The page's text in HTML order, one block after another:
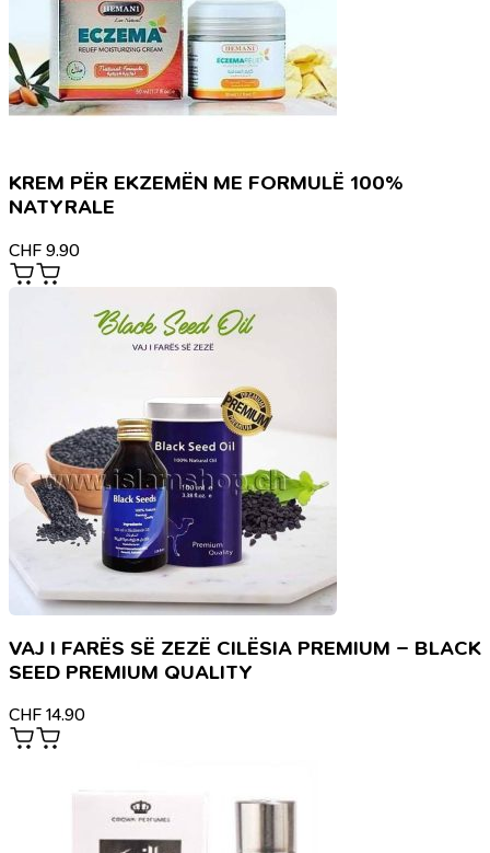
KREM PËR EKZEMËN ME FORMULË 100%
NATYRALE
CHF 9.90
VAJ I FARËS SË ZEZË CILËSIA PREMIUM – BLACK
SEED PREMIUM QUALITY
CHF 14.90